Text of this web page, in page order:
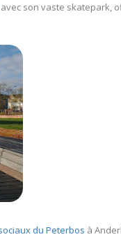
avec son vaste skatepark,
du Peterbos à